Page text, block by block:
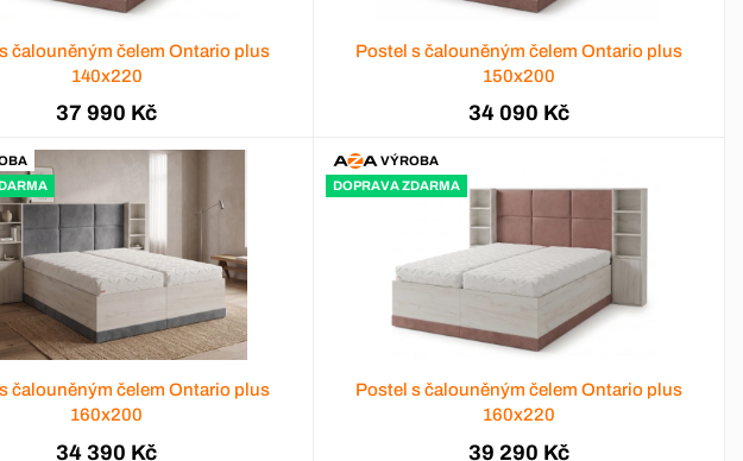
čalouněným čelem Ontario plus
140x220
37 990 Kč
Postel s čalouněným čelem Ontario plus
150x200
34 090 Kč
čalouněným čelem Ontario plus
160x200
34 390 Kč
VÝROBA
DOPRAVA ZDARMA
Postel s čalouněným čelem Ontario plus
160x220
39 290 Kč